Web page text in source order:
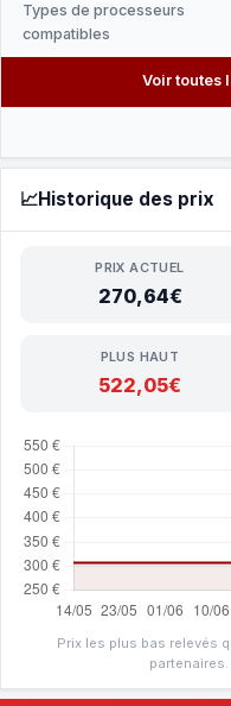
Types de processeurs
compatibles
Voir toutes
📈Historique des prix
PRIX ACTUEL
270,64€
PLUS HAUT
522,05€
Prix les plus bas relevés